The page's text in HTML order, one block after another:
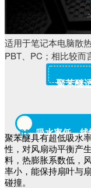
适用于笔记本电脑散
PBT、PC；相比较而
聚苯醚
01 吸水率低，
聚苯醚具有超低吸水
性，对风扇动平衡产
料，热膨胀系数低，
率小，能保持扇叶与
碰撞。